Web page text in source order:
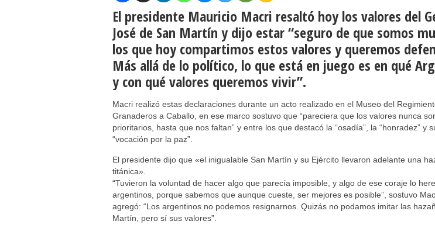
El presidente Mauricio Macri resaltó hoy los valores del
José de San Martín y dijo estar “seguro de que somos
los que hoy compartimos estos valores y queremos
Más allá de lo político, lo que está en juego es en qué
y con qué valores queremos vivir”.
Macri realizó estas declaraciones durante un acto realizado en el Museo del
Granaderos a Caballo, en ese marco sostuvo que “pareciera que los valores nunca
prioritarios, hasta que nos faltan” y entre los que destacó la “osadía”, la “honradez” y
“vocación por la paz”.
El presidente dijo que «el inigualable San Martín y su Ejército llevaron adelante una
titánica».
“Tuvieron la voluntad de hacer algo que parecía imposible, y algo de ese coraje lo
argentinos, porque sabemos que aunque cueste, ser mejores es posible”, sostuvo
agregó: “Los argentinos no podemos resignarnos. Quizás no podamos imitar las
Martín, pero sí sus valores”.